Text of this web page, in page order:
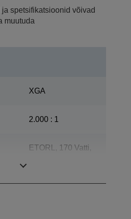
spetsifikatsioonid võivad
muutuda
XGA
2.000 : 1
ETORL, 170 Vatti,